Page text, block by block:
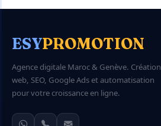
ESYPROMOTION
Agence digitale Maroc & Genève. Création
web, SEO, Google Ads et automatisation
pour votre croissance en ligne.